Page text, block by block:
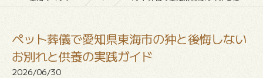
ペット葬儀で愛知県東海市の狆と後悔しない
お別れと供養の実践ガイド
2026/06/30